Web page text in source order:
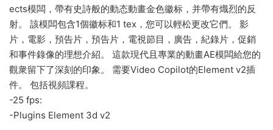
ects模闆，帶有史詩般的動态動畫金色徽标，并帶有熾烈的反
射。 該模闆包含1個徽标和1 tex，您可以輕松更改它們。 影
片，電影，預告片，預告片，電視節目，廣告，紀錄片，促銷
和事件錄像的理想介紹。 這款現代且專業的動畫AE模闆給您的
觀衆留下了深刻的印象。 需要Video Copilot的Element v2插
件。 包括視頻課程。
-25 fps:
-Plugins Element 3d v2